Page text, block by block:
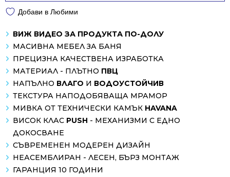
Добави в Любими
ВИЖ ВИДЕО ЗА ПРОДУКТА ПО-ДОЛУ
МАСИВНА МЕБЕЛ ЗА БАНЯ
ПРЕЦИЗНА КАЧЕСТВЕНА ИЗРАБОТКА
МАТЕРИАЛ - ПЛЪТНО ПВЦ
НАПЪЛНО ВЛАГО И ВОДОУСТОЙЧИВ
ТЕКСТУРА НАПОДОБЯВАЩА МРАМОР
МИВКА ОТ ТЕХНИЧЕСКИ КАМЪК HAVANA
ВИСОК КЛАС PUSH - МЕХАНИЗМИ С ЕДНО
ДОКОСВАНЕ
СЪВРЕМЕНЕН МОДЕРЕН ДИЗАЙН
НЕАСЕМБЛИРАН - ЛЕСЕН, БЪРЗ МОНТАЖ
ГАРАНЦИЯ 10 ГОДИНИ